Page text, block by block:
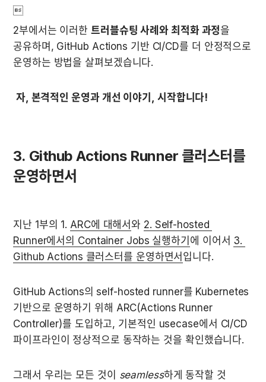

2부에서는 이러한 트러블슈팅 사례와 최적화 과정을
공유하며, GitHub Actions 기반 CI/CD를 더 안정적으로
운영하는 방법을 살펴보겠습니다.
자, 본격적인 운영과 개선 이야기, 시작합니다!
3. Github Actions Runner 클러스터를
운영하면서
지난 1부의 1. ARC에 대해서와 2. Self-hosted
Runner에서의 Container Jobs 실행하기 에 이어서 3.
Github Actions 클러스터를 운영하면서 입니다.
GitHub Actions의 self-hosted runner를 Kubernetes
기반으로 운영하기 위해 ARC(Actions Runner
Controller)를 도입하고, 기본적인 usecase에서 CI/CD
그래서 우리는 모든 것이 seamless하게 동작할 것